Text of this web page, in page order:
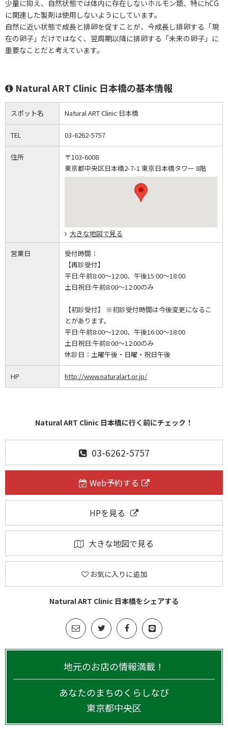
少量に抑え、自然状態では体内に存在しないホルモン類、特にhCG
に関連した製剤は使用しないようにしています。
自然に近い状態で成長と排卵を促すことが、今成長し排卵する「現
在の卵子」だけではなく、翌周期以降に排卵する「未来の卵子」に
重要なことだと考えています。
Natural ART Clinic 日本橋の基本情報
スポット名 Natural ART Clinic 日本橋
TEL 03-6262-5757
住所
〒103-6008
東京都中央区日本橋2-7-1 東京日本橋タワー 8階
大きな地図で見る
営業日
受付時間：
【再診受付】
平日:午前8:00～12:00、午後15:00～18:00
土日祝日:午前8:00～12:00のみ
【初診受付】 ※初診受付時間は今後変更になるこ
とがあります。
平日:午前8:00～12:00、午後16:00～18:00
土日祝日:午前8:00～12:00のみ
休診日： 土曜午後・日曜・祝日午後
HP http://www.naturalart.or.jp/
Natural ART Clinic 日本橋に行く前にチェック！
03-6262-5757
Web予約する
HPを見る
大きな地図で見る
お気に入りに追加
Natural ART Clinic 日本橋をシェアする
地元のお店の情報満載！
あなたのまちのくらしなび
東京都中央区